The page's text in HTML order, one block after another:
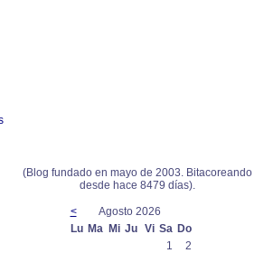
(Blog fundado en mayo de 2003. Bitacoreando
desde hace 8479 días).
<
Agosto 2026
Lu Ma Mi Ju Vi Sa Do
1
2